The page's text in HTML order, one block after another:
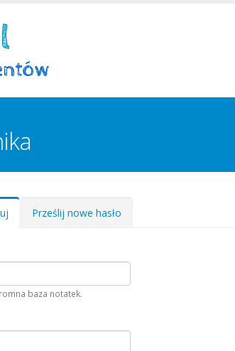
(aktywnaPrześlij nowe hasło
baza notatek.